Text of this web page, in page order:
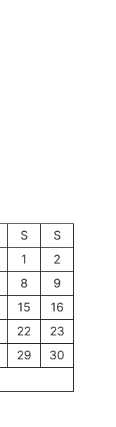
S
S
1
2
8
9
15
16
22
23
29
30